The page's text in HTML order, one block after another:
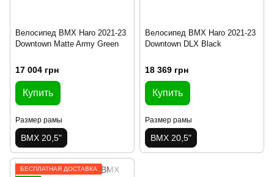
Велосипед BMX Haro 2021-23
Downtown Matte Army Green
17 004 грн
Купить
Размер рамы
BMX 20,5"
Велосипед BMX Haro 2021-23
Downtown DLX Black
18 369 грн
Купить
Размер рамы
BMX 20,5"
БЕСПЛАТНАЯ ДОСТАВКА